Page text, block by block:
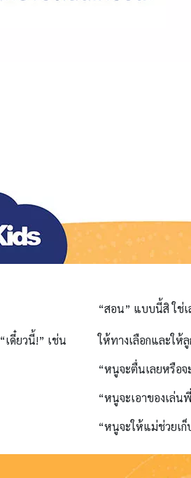
“สอน” แบบนี้สิ ใช่เ
“เดี๋ยวนี้!” เช่น
ให้ทางเลือกและให้
“หนูจะตื่นเลยหรือ
“หนูจะเอาของเล่
“หนูจะให้แม่ช่วยเก็